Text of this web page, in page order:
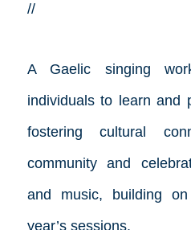
//
A Gaelic singing
individuals to learn and
fostering cultural
community and
and music, building
year’s sessions.